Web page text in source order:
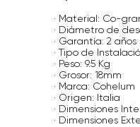
· Material: Co-
· Diámetro de
· Garantía: 2
· Tipo de
· Peso: 9.5 Kg
· Grosor: 18mm
· Marca: Cohelum
· Origen: Italia
· Dimensiones
· Dimensiones